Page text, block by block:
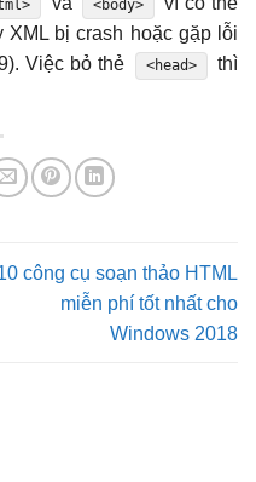
<body>
XML bị crash hoặc gặp lỗi
Việc bỏ thẻ
<head>
thì
công cụ soạn thảo HTML
miễn phí tốt nhất cho
Windows 2018